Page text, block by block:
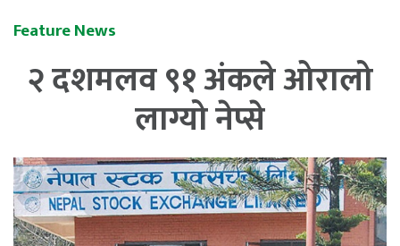
Feature News
२ दशमलव ९१ अंकले ओरालो
लाग्यो नेप्से